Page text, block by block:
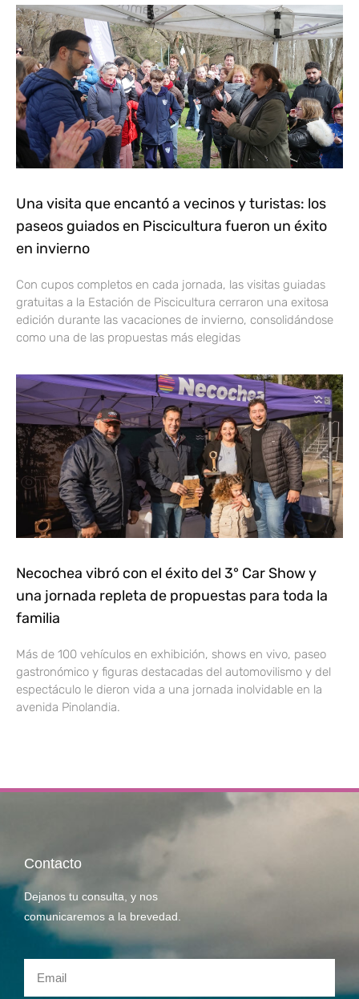
Una visita que encantó a vecinos y turistas: los
paseos guiados en Piscicultura fueron un éxito
en invierno
Con cupos completos en cada jornada, las visitas guiadas
gratuitas a la Estación de Piscicultura cerraron una exitosa
edición durante las vacaciones de invierno, consolidándose
como una de las propuestas más elegidas
Necochea vibró con el éxito del 3° Car Show y
una jornada repleta de propuestas para toda la
familia
Más de 100 vehículos en exhibición, shows en vivo, paseo
gastronómico y figuras destacadas del automovilismo y del
espectáculo le dieron vida a una jornada inolvidable en la
avenida Pinolandia.
Contacto
Dejanos tu consulta, y nos
comunicaremos a la brevedad.